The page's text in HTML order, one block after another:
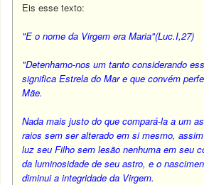
Eis esse texto:
"E o nome da Virgem era Maria"(Luc.I,27)
"Detenhamo-nos um tanto considerando
significa Estrela do Mar e que convém
Mãe.
Nada mais justo do que compará-la a um
raios sem ser alterado em si mesmo,
luz seu Filho sem lesão nenhuma em seu
da luminosidade de seu astro, e o
diminui a integridade da Virgem.